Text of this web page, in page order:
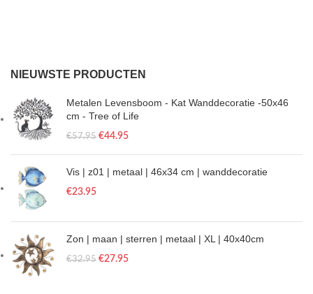
NIEUWSTE PRODUCTEN
Metalen Levensboom - Kat Wanddecoratie -50x46
cm - Tree of Life
€57.95 €44.95
Vis | z01 | metaal | 46x34 cm | wanddecoratie
€23.95
Zon | maan | sterren | metaal | XL | 40x40cm
€32.95 €27.95